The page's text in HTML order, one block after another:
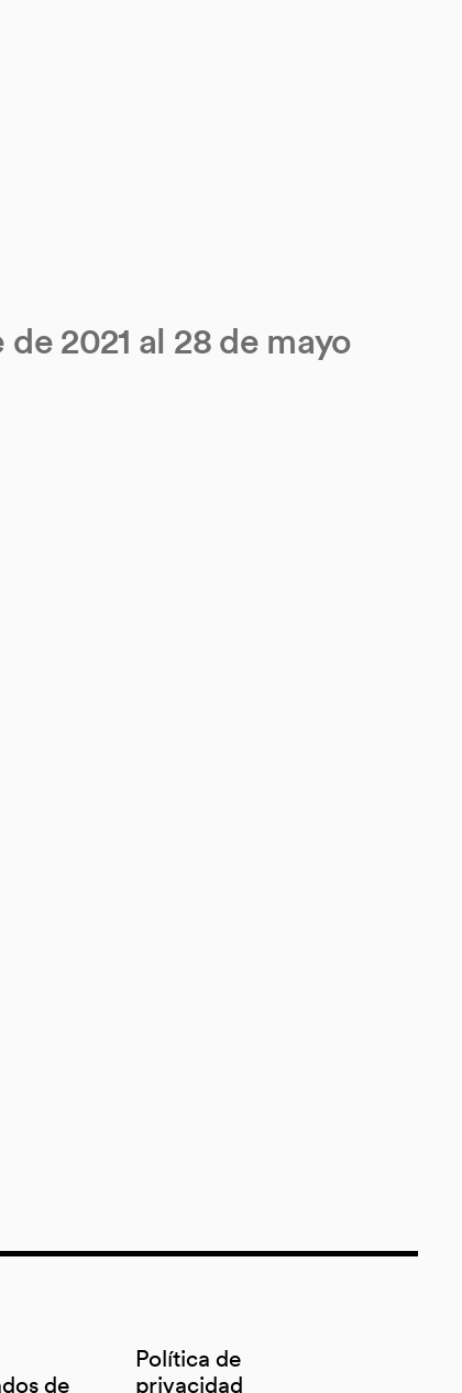
2021 al 28 de mayo
de
Política de
privacidad